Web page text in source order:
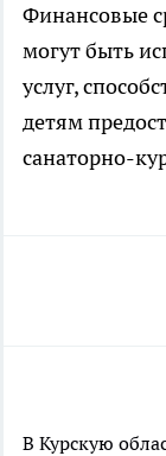
Финансовые
могут быть
услуг,
детям
санаторно-
В Курскую